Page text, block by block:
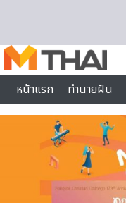
หน้าแรก
ทำนายฝัน
ไลฟ์สไตล์